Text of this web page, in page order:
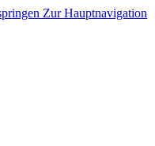
Zur Hauptnavigation